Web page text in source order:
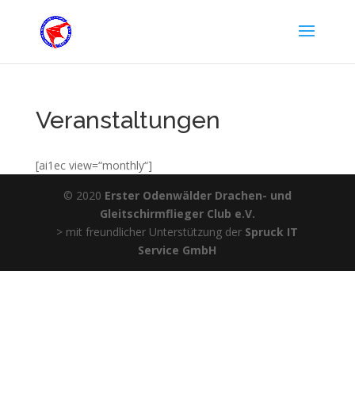
Veranstaltungen
[ai1ec view=“monthly“]
© 2020 Erster Odenwälder Drachen- und
Gleitschirmflieger Club e.V.
> mit freundlicher Unterstützung der Spruck IT
Service GmbH